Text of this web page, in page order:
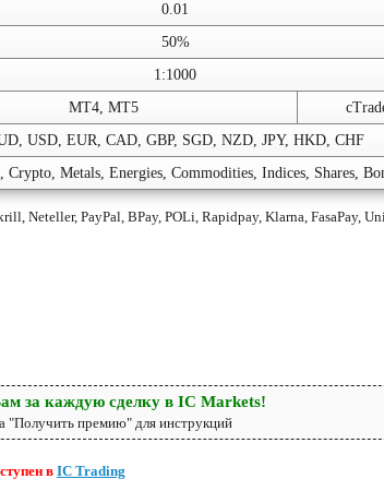
0.01
50%
1:1000
MT4, MT5
USD, EUR, CAD, GBP, SGD, NZD, JPY, HKD, CHF
Crypto, Metals, Energies, Commodities, Indices, Shares,
Neteller, PayPal, BPay, POLi, Rapidpay, Klarna, FasaPay,
за каждую сделку в IC Markets!
"Получить премию" для инструкций
вIC Trading